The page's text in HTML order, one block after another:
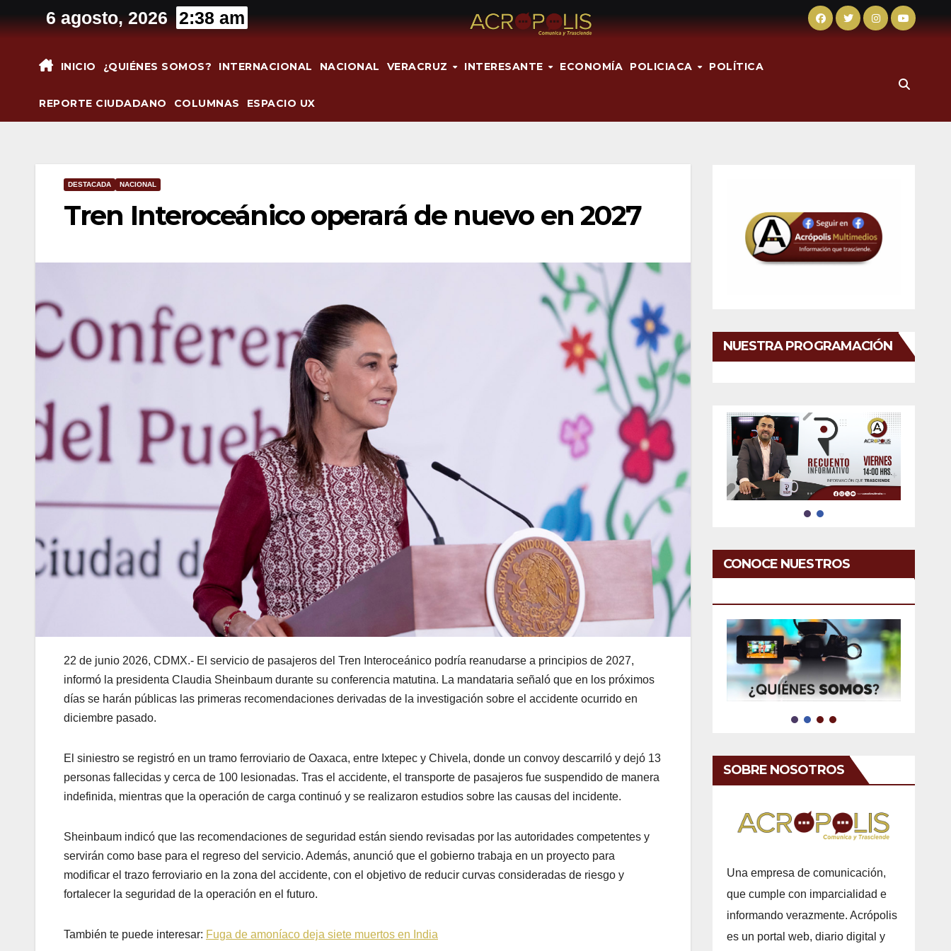
al
6 agosto, 2026 2:38 am
INICIO ¿QUIÉNES SOMOS? INTERNACIONAL NACIONAL VERACRUZ INTERESANTE ECONOMÍA POLICIACA POLÍTICA
REPORTE CIUDADANO COLUMNAS ESPACIO UX
DESTACADA NACIONAL
Tren Interoceánico operará de nuevo en 2027
22 de junio 2026, CDMX.- El servicio de pasajeros del Tren Interoceánico podría reanudarse a principios de 2027,
informó la presidenta Claudia Sheinbaum durante su conferencia matutina. La mandataria señaló que en los próximos
días se harán públicas las primeras recomendaciones derivadas de la investigación sobre el accidente ocurrido en
diciembre pasado.
El siniestro se registró en un tramo ferroviario de Oaxaca, entre Ixtepec y Chivela, donde un convoy descarriló y dejó 13
personas fallecidas y cerca de 100 lesionadas. Tras el accidente, el transporte de pasajeros fue suspendido de manera
indefinida, mientras que la operación de carga continuó y se realizaron estudios sobre las causas del incidente.
Sheinbaum indicó que las recomendaciones de seguridad están siendo revisadas por las autoridades competentes y
servirán como base para el regreso del servicio. Además, anunció que el gobierno trabaja en un proyecto para
modificar el trazo ferroviario en la zona del accidente, con el objetivo de reducir curvas consideradas de riesgo y
fortalecer la seguridad de la operación en el futuro.
También te puede interesar: Fuga de amoníaco deja siete muertos en India
NUESTRA PROGRAMACIÓN
CONOCE NUESTROS
SOBRE NOSOTROS
Una empresa de comunicación,
que cumple con imparcialidad e
informando verazmente. Acrópolis
es un portal web, diario digital y